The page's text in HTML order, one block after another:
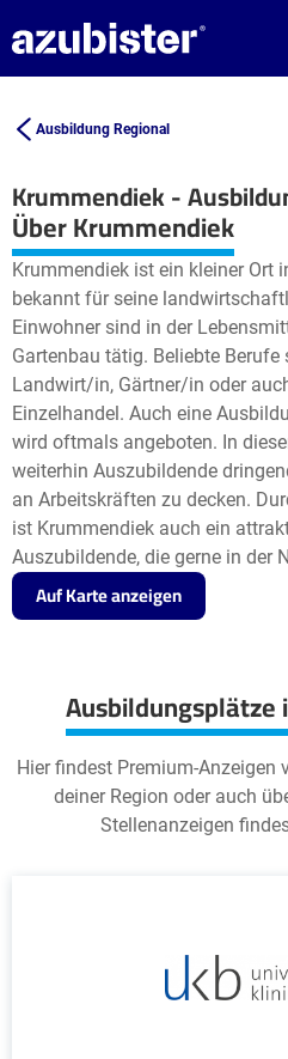
Ausbildung Regional
Krummendiek -
+
−
Über Krummendiek
Krummendiek ist ein kleiner Ort
bekannt für seine
Einwohner sind in der
Gartenbau tätig. Beliebte
Landwirt/in, Gärtner/in oder
Einzelhandel. Auch eine
wird oftmals angeboten. In
weiterhin Auszubildende
an Arbeitskräften zu decken.
ist Krummendiek auch ein
Auszubildende, die gerne in der
Auf Karte anzeigen
Hier findest Premium-Anzeigen
deiner Region oder auch
Stellenanzeigen